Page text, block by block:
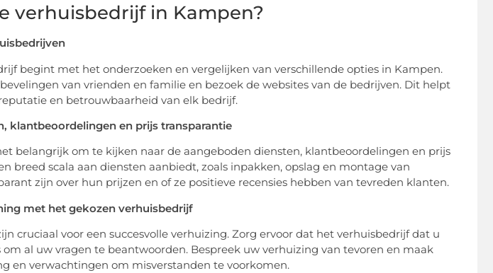
verhuisbedrijf in Kampen?
begint met het onderzoeken en vergelijken van verschillende opties in Kampen.
van vrienden en familie en bezoek de websites van de bedrijven. Dit helpt
en betrouwbaarheid van elk bedrijf.
klantbeoordelingen en prijs transparantie
belangrijk om te kijken naar de aangeboden diensten, klantbeoordelingen en prijs
breed scala aan diensten aanbiedt, zoals inpakken, opslag en montage van
zijn over hun prijzen en of ze positieve recensies hebben van tevreden klanten.
met het gekozen verhuisbedrijf
cruciaal voor een succesvolle verhuizing. Zorg ervoor dat het verhuisbedrijf dat u
al uw vragen te beantwoorden. Bespreek uw verhuizing van tevoren en maak
en verwachtingen om misverstanden te voorkomen.